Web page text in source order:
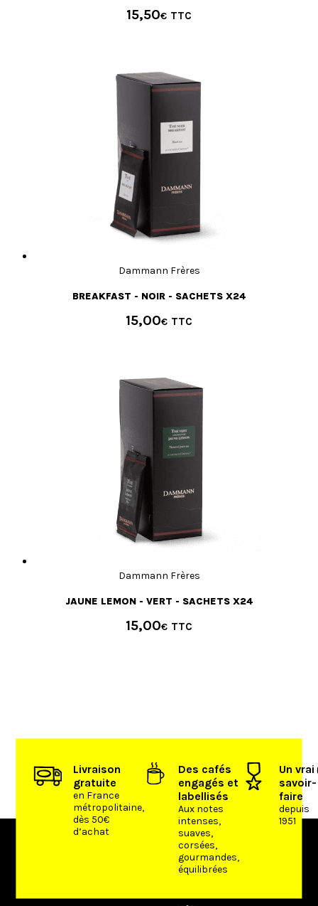
15,50€
Dammann Frères
BREAKFAST - NOIR - SACHETS X24
15,00€
Dammann Frères
JAUNE LEMON - VERT - SACHETS X24
15,00€
Livraison
gratuite
en France
métropolitaine,
dès 50€
d’achat
Des cafés
engagés et
labellisés
Aux notes
intenses,
suaves,
corsées,
gourmandes,
équilibrées
Un vrai
savoir-
faire
depuis
1951